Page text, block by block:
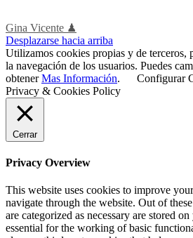
Gina Vicente ♟
Desplazarse hacia arriba
Utilizamos cookies propias y de terceros,
la navegación de los usuarios. Puedes
obtenerMas Información. Configurar
Privacy & Cookies Policy
Cerrar
Privacy Overview
This website uses cookies to improve
navigate through the website. Out of
are categorized as necessary are stored
essential for the working of basic